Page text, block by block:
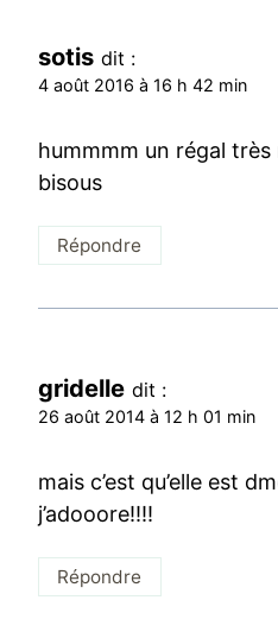
sotis dit :
4 août 2016 à 16 h 42 min
hummmm un régal
bisous
Répondre
gridelle dit :
26 août 2014 à 12 h 01 min
mais c’est qu’elle est
j’adooore!!!!
Répondre